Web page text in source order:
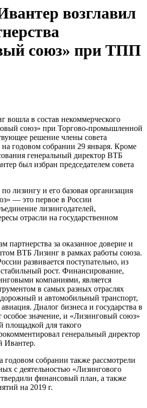
возглавил
союз» при ТПП
в состав некоммерческого
союз» при Торгово-промышленной
решение члены совета
годовом собрании 29 января. Кроме
генеральный директор ВТБ
был избран председателем совета
лизингу и его базовая организация
— это первое в России
лизингодателей,
отрасли на государственном
партнерства за оказанное доверие и
ВТБ Лизинг в рамках работы союза.
развивается поступательно, из
рост. Финансирование,
компаниями, является
в самых разных отраслях
и автомобильный транспорт,
Диалог бизнеса и государства в
особое значение, и «Лизинговый союз»
площадкой для такого
генеральный директор
Ивантер.
годовом собрании также рассмотрели
с деятельностью «Лизингового
финансовый план, а также
на 2019 г.